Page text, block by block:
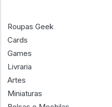
Roupas Geek
Cards
Games
Livraria
Artes
Miniaturas